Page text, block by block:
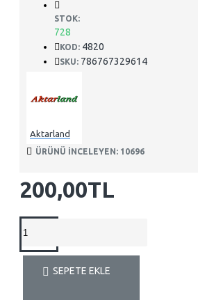
200,00TL
STOK:
728
KOD: 4820
SKU: 786767329614
Aktarland
ÜRÜNÜ INCELEYEN: 10696
SEPETE EKLE